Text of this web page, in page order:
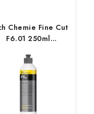
Chemie Fine Cut
F6.01 250ml
pasta